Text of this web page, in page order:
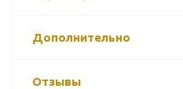
Дополнительно
Отзывы